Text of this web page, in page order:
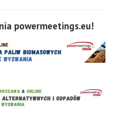
powermeetings.eu!